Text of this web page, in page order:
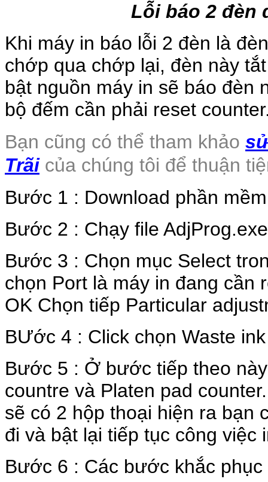
Lỗi báo 2 đèn
Khi máy in báo lỗi 2 đèn là
chớp qua chớp lại, đèn này
bật nguồn máy in sẽ báo đèn
bộ đếm cần phải reset
Bạn cũng có thể tham khảo
Trãi của chúng tôi để thuận
Bước 1 : Download phần
Bước 2 : Chạy file
Bước 3 : Chọn mục Select
chọn Port là máy in đang cần
OK Chọn tiếp Particular
BƯớc 4 : Click chọn Waste
Bước 5 : Ở bước tiếp theo
countre và Platen pad
sẽ có 2 hộp thoại hiện ra bạn
đi và bật lại tiếp tục công việc
Bước 6 : Các bước khắc